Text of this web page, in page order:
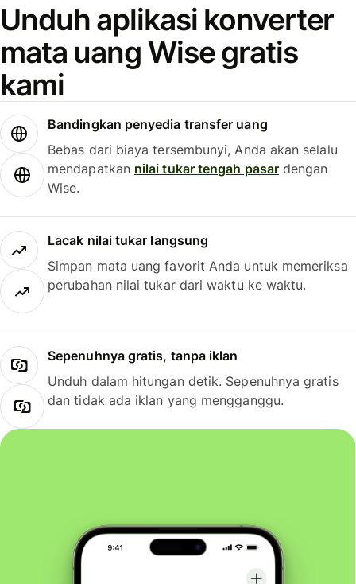
Unduh aplikasi konverter
mata uang Wise gratis
kami
Bandingkan penyedia transfer uang
Bebas dari biaya tersembunyi, Anda akan selalu
mendapatkan nilai tukar tengah pasardengan
Wise.
Lacak nilai tukar langsung
Simpan mata uang favorit Anda untuk memeriksa
perubahan nilai tukar dari waktu ke waktu.
Sepenuhnya gratis, tanpa iklan
Unduh dalam hitungan detik. Sepenuhnya gratis
dan tidak ada iklan yang mengganggu.